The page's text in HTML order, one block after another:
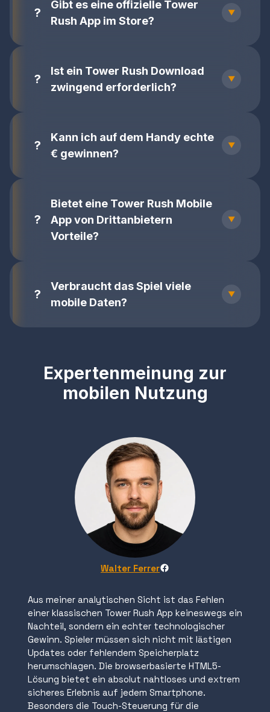
Gibt es eine offizielle Tower
Rush App im Store?
Ist ein Tower Rush Download
zwingend erforderlich?
Kann ich auf dem Handy echte
€ gewinnen?
Bietet eine Tower Rush Mobile
App von Drittanbietern
Vorteile?
Verbraucht das Spiel viele
mobile Daten?
Expertenmeinung zur
mobilen Nutzung
Walter FerrerFacebook
Aus meiner analytischen Sicht ist das Fehlen
einer klassischen Tower Rush App keineswegs ein
Nachteil, sondern ein echter technologischer
Gewinn. Spieler müssen sich nicht mit lästigen
Updates oder fehlendem Speicherplatz
herumschlagen. Die browserbasierte HTML5-
Lösung bietet ein absolut nahtloses und extrem
sicheres Erlebnis auf jedem Smartphone.
Besonders die Touch-Steuerung für die